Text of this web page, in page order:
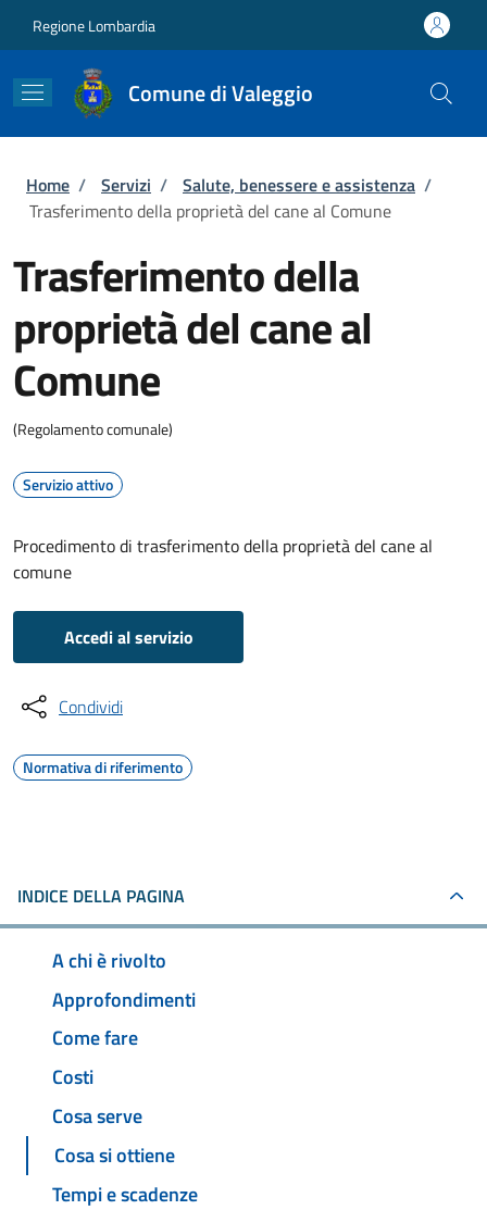
Regione Lombardia
Comune di Valeggio
Briciole di pane
Home / Servizi / Salute, benessere e assistenza /
Trasferimento della proprietà del cane al Comune
Trasferimento della
proprietà del cane al
Comune
(Regolamento comunale)
Servizio attivo
Procedimento di trasferimento della proprietà del cane al
comune
Accedi al servizio
Condividi
Normativa di riferimento
INDICE DELLA PAGINA
A chi è rivolto
Approfondimenti
Come fare
Costi
Cosa serve
Cosa si ottiene
Tempi e scadenze